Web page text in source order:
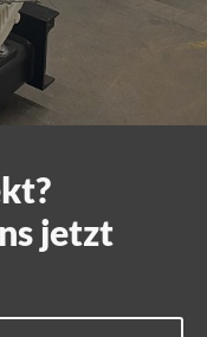
jetzt